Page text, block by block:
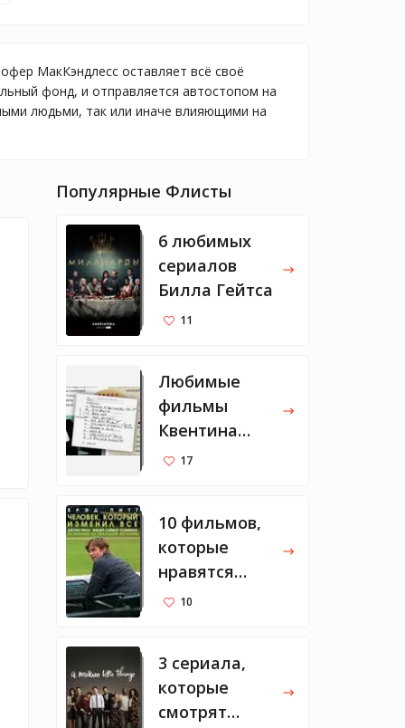
МакКэндлесс оставляет всё своё
фонд, и отправляется автостопом на
людьми, так или иначе влияющими на
Популярные Флисты
6 любимых
сериалов
Билла Гейтса
11
Любимые
фильмы
Квентина
Тарантино
17
10 фильмов,
которые
нравятся
Марку
10
3 сериала,
которые
смотрят